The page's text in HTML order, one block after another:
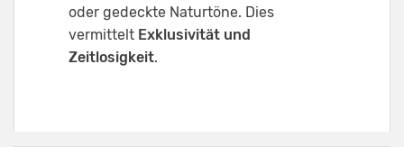
oder gedeckte Naturtöne. Dies
vermittelt Exklusivität und
Zeitlosigkeit.